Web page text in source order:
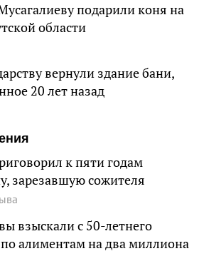
подарили коня на
области
вернули здание бани,
20 лет назад
к пяти годам
зарезавшую сожителя
взыскали с 50-летнего
алиментам на два миллиона